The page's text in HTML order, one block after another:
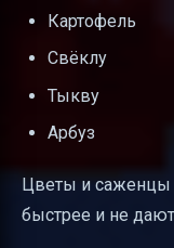
Картофель
Свёклу
Тыкву
Арбуз
Цветы и саженцы
быстрее и не